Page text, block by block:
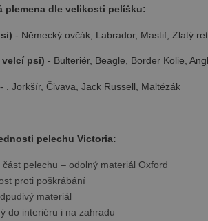
plemena dle velikosti pelíšku:
- Německý ovčák, Labrador, Mastif, Zlatý
velcí psi) - Bulteriér, Beagle, Border Kolie,
- . Jorkšír, Čivava, Jack Russell, Maltézák
pelechu Victoria:
část pelechu – odolný materiál Oxford
proti poškrábání
materiál
do interiéru i na zahradu